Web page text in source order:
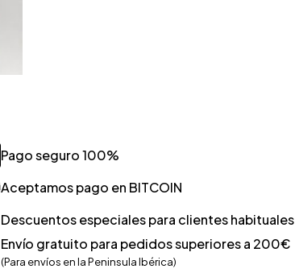
Pago seguro 100%
Aceptamos pago en BITCOIN
Descuentos especiales para clientes habituales
Envío gratuito para pedidos superiores a 200€
(Para envíos en la Peninsula Ibérica)